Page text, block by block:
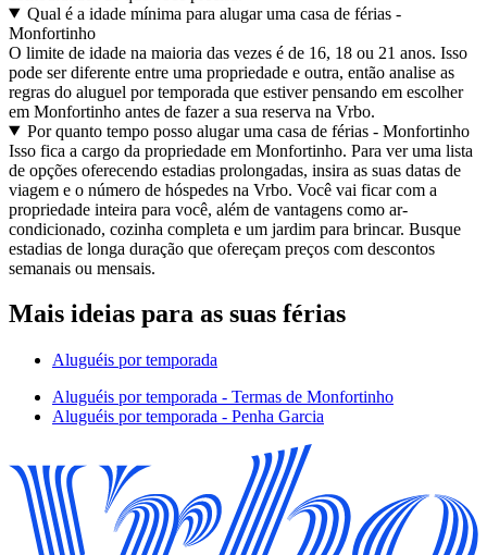
Qual é a idade mínima para alugar uma casa de férias -
Monfortinho
O limite de idade na maioria das vezes é de 16, 18 ou 21 anos. Isso
pode ser diferente entre uma propriedade e outra, então analise as
regras do aluguel por temporada que estiver pensando em escolher
em Monfortinho antes de fazer a sua reserva na Vrbo.
Por quanto tempo posso alugar uma casa de férias - Monfortinho
Isso fica a cargo da propriedade em Monfortinho. Para ver uma lista
de opções oferecendo estadias prolongadas, insira as suas datas de
viagem e o número de hóspedes na Vrbo. Você vai ficar com a
propriedade inteira para você, além de vantagens como ar-
condicionado, cozinha completa e um jardim para brincar. Busque
estadias de longa duração que ofereçam preços com descontos
semanais ou mensais.
Mais ideias para as suas férias
Aluguéis por temporada
Aluguéis por temporada - Termas de Monfortinho
Aluguéis por temporada - Penha Garcia